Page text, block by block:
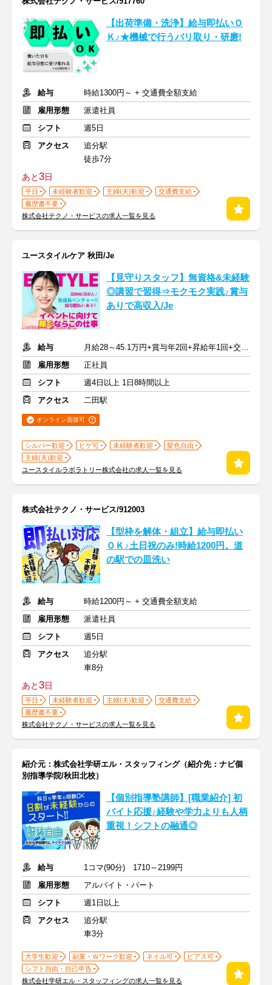
【出荷準備・洗浄】給与即払いＯ
Ｋ♪★機械で行うバリ取り・研磨!
給与
時給1300円～ + 交通費全額支給
雇用形態
派遣社員
シフト
週5日
アクセス
追分駅
徒歩7分
あと3日
平日 未経験者歓迎 主婦(夫)歓迎
交通費支給
履歴書不要
株式会社テクノ・サービスの求人一覧を見る
ユースタイルケア 秋田/Je
【見守りスタッフ】無資格&未経験
◎講習で習得⇒モクモク実践♪賞与
ありで高収入/Je
給与
月給28～45.1万円+賞与年2回+昇給年1回+交通費全額
雇用形態
正社員
シフト
週4日以上 1日8時間以上
アクセス
二田駅
オンライン面接可
シルバー歓迎 ヒゲ可 未経験者歓迎
髪色自由
主婦(夫)歓迎
ユースタイルラボラトリー株式会社の求人一覧を見る
株式会社テクノ・サービス/912003
【型枠を解体・組立】給与即払い
ＯＫ♪土日祝のみ!時給1200円。道
の駅での皿洗い
給与
時給1200円～ + 交通費全額支給
雇用形態
派遣社員
シフト
週5日
アクセス
追分駅
車8分
あと3日
平日 未経験者歓迎 主婦(夫)歓迎
交通費支給
履歴書不要
株式会社テクノ・サービスの求人一覧を見る
紹介元：株式会社学研エル・スタッフィング（紹介先：ナビ個
別指導学院/秋田北校）
【個別指導塾講師】[職業紹介] 初
バイト応援♪経験や学力よりも人柄
重視！シフトの融通◎
給与
1コマ(90分) 1710～2199円
雇用形態
アルバイト・パート
シフト
週1日以上
アクセス
追分駅
車3分
大学生歓迎 副業・Ｗワーク歓迎 ネイル可
ピアス可
シフト自由・自己申告
株式会社学研エル・スタッフィングの求人一覧を見る